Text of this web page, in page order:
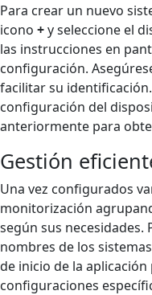
Para crear un nuevo
icono +y seleccione el
las instrucciones en
configuración.
facilitar su
configuración del
anteriormente para
Gestión
Una vez configurados
monitorización
según sus necesidades.
nombres de los
de inicio de la
configuraciones